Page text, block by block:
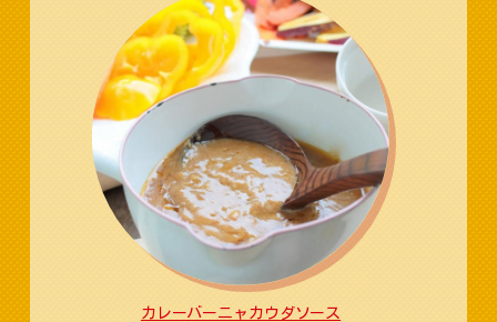
カレーバーニャカウダソース